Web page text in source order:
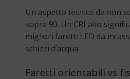
Un aspetto tecnico da non
sopra 90. Un CRI alto
migliori faretti LED da
schizzi d’acqua.
Faretti orientabili vs